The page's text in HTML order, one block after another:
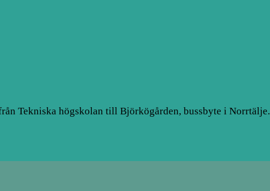
Tekniska högskolan till Björkögården, bussbyte i Norrtälje.